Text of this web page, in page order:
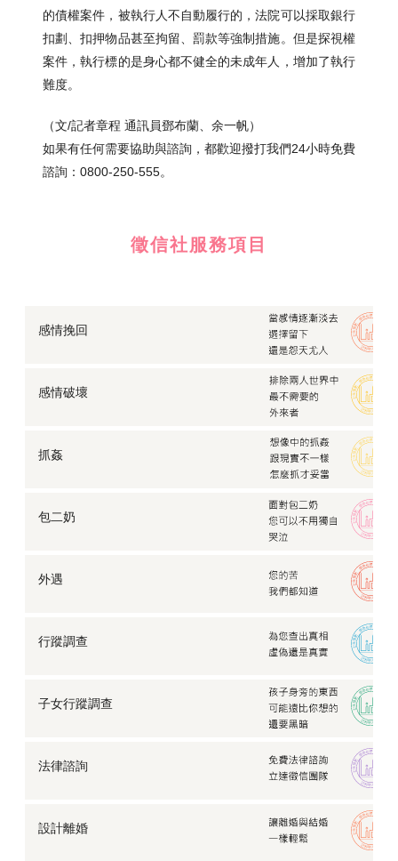
的債權案件，被執行人不自動履行的，法院可以採取銀行
扣劃、扣押物品甚至拘留、罰款等強制措施。但是探視權
案件，執行標的是身心都不健全的未成年人，增加了執行
難度。
（文/記者章程 通訊員鄧布蘭、余一帆）
如果有任何需要協助與諮詢，都歡迎撥打我們24小時免費
諮詢：0800-250-555。
徵信社服務項目
感情挽回
感情破壞
抓姦
包二奶
外遇
行蹤調查
子女行蹤調查
法律諮詢
設計離婚